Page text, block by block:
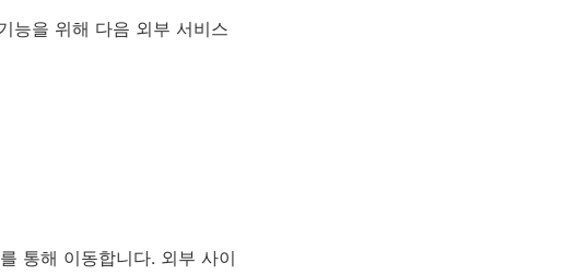
능을 위해 다음 외부 서비스
통해 이동합니다. 외부 사이